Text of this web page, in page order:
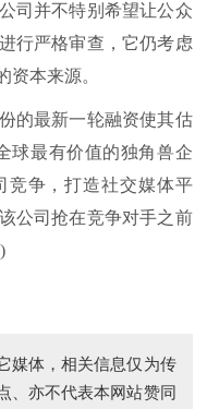
司并不特别希望让公众
行严格审查，它仍考虑
资本来源。
最新一轮融资使其估
球最有价值的独角兽企
竞争，打造社交媒体平
公司抢在竞争对手之前
媒体，相关信息仅为传
、亦不代表本网站赞同